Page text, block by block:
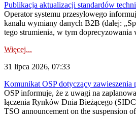
Publikacja aktualizacji standardów
Operator systemu przesyłowego
kanału wymiany danych B2B (dalej:
tego strumienia, w tym doprecyzowania
Więcej...
31 lipca 2026, 07:33
Komunikat OSP dotyczący zawieszenia
OSP informuje, że z uwagi na
łączenia Rynków Dnia Bieżącego
TSO announcement on the suspension